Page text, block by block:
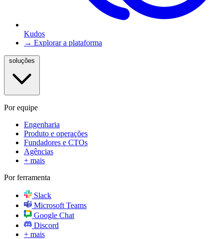
Kudos
→ Explorar a plataforma
Por equipe
Engenharia
Produto e operações
Fundadores e CTOs
Agências
+ mais
Por ferramenta
Slack
Microsoft Teams
Google Chat
Discord
+ mais